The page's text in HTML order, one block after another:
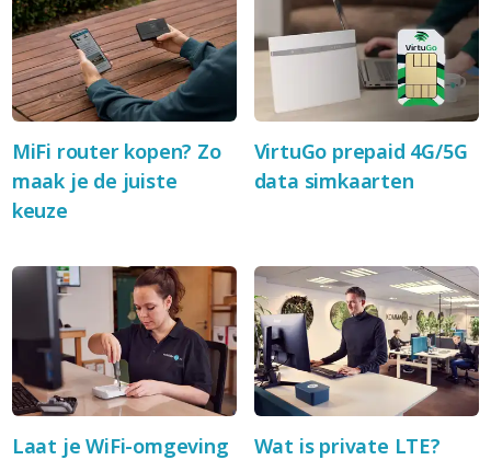
MiFi router kopen? Zo
maak je de juiste
keuze
VirtuGo prepaid 4G/5G
data simkaarten
Laat je WiFi-omgeving
Wat is private LTE?